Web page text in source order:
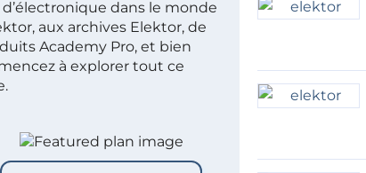
dans le monde
aux archives Elektor, de
Academy Pro, et bien
à explorer tout ce